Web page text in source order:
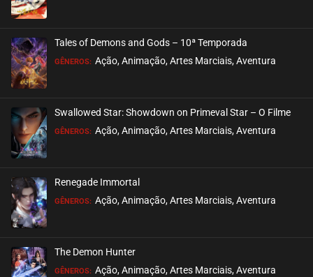
EPISÓDIO 01
agosto 21, 2020
Tales of Demons and Gods – 10ª Temporada
GÊNEROS: Ação, Animação, Artes Marciais, Aventura
Swallowed Star: Showdown on Primeval Star – O Filme
GÊNEROS: Ação, Animação, Artes Marciais, Aventura
Renegade Immortal
GÊNEROS: Ação, Animação, Artes Marciais, Aventura
The Demon Hunter
GÊNEROS: Ação, Animação, Artes Marciais, Aventura